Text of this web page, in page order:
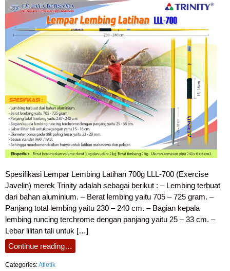
Spesifikasi Lempar Lembing Latihan 700g LLL-700 (Exercise
Javelin) merek Trinity adalah sebagai berikut : – Lembing terbuat
dari bahan aluminium. – Berat lembing yaitu 705 – 725 gram. –
Panjang total lembing yaitu 230 – 240 cm. – Bagian kepala
lembing runcing terchrome dengan panjang yaitu 25 – 33 cm. –
Lebar lilitan tali untuk […]
Continue reading…
Categories:Atletik